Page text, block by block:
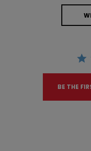
BE THE